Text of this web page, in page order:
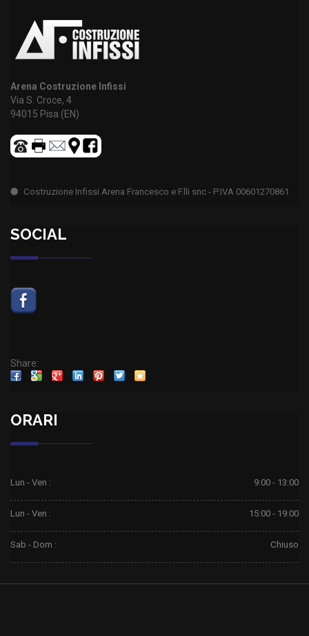
Arena Costruzione Infissi
Via S. Croce, 4
94015 Pisa (EN)
Costruzione Infissi Arena Francesco e F.lli snc - P.IVA 00601270861
SOCIAL
Share:
ORARI
Lun - Ven : 9:00 - 13:00
Lun - Ven : 15:00 - 19:00
Sab - Dom : Chiuso